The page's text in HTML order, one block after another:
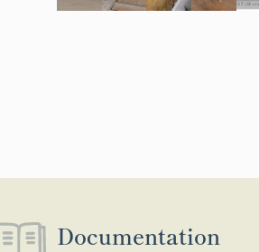
Documentation